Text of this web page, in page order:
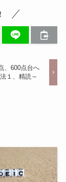
、600点台へ
１、精読～